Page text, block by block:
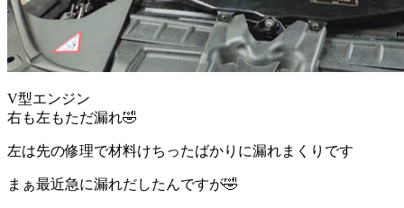
V型エンジン
右も左もただ漏れ🤣
左は先の修理で材料けちったばかりに漏れまくりです
まぁ最近急に漏れだしたんですが🤣